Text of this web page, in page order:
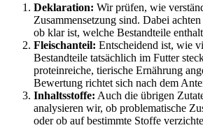
Deklaration: Wir prüfen, wie
Zusammensetzung sind. Dabei
ob klar ist, welche Bestandteile
Fleischanteil: Entscheidend ist, wie
Bestandteile tatsächlich im Futter
proteinreiche, tierische Ernährung
Bewertung richtet sich nach dem
Inhaltsstoffe: Auch die übrigen
analysieren wir, ob problematische
oder ob auf bestimmte Stoffe